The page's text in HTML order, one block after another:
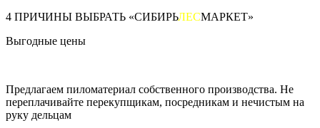
4 ПРИЧИНЫ ВЫБРАТЬ «СИБИРЬЛЕСМАРКЕТ»
Выгодные цены
Предлагаем пиломатериал собственного производства. Не
переплачивайте перекупщикам, посредникам и нечистым на
руку дельцам